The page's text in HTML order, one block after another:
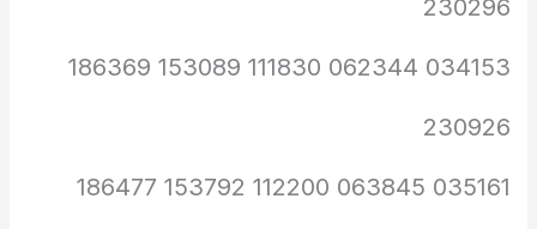
230296
034153 062344 111830 153089 186369
230926
035161 063845 112200 153792 186477